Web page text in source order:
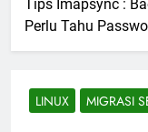
Tips Imapsync :
LINUX MIGRASI